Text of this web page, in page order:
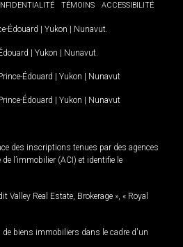
TÉMOINS ACCESSIBILITÉ
Édouard | Yukon | Nunavut
| Yukon | Nunavut
Édouard | Yukon | Nunavut
Édouard | Yukon | Nunavut
des inscriptions tenues par des agences
l’immobilier (ACI) et identifie le
Valley Real Estate, Brokerage », « Royal
biens immobiliers dans le cadre d'un